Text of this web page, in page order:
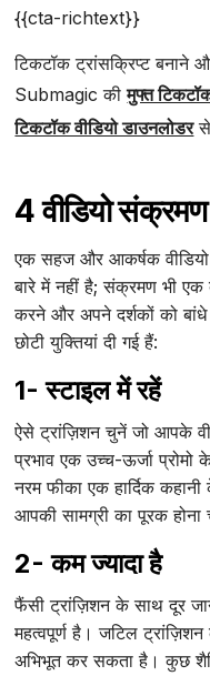
{{cta-richtext}}
टिकटॉक ट्रांसक्रिप्ट बनाने
Submagic कीमुफ्त
टिकटॉक वीडियो डाउनलोडर
4 वीडियो
एक सहज और आकर्षक वीडियो
बारे में नहीं है; संक्रमण भी एक
करने और अपने दर्शकों को
छोटी युक्तियां दी गई हैं:
1- स्टाइल में रहें
ऐसे ट्रांज़िशन चुनें जो आपके
प्रभाव एक उच्च-ऊर्जा
नरम फीका एक हार्दिक
आपकी सामग्री का पूरक होना
2- कम ज्यादा है
फैंसी ट्रांज़िशन के साथ दूर
महत्वपूर्ण है। जटिल
अभिभूत कर सकता है। कुछ